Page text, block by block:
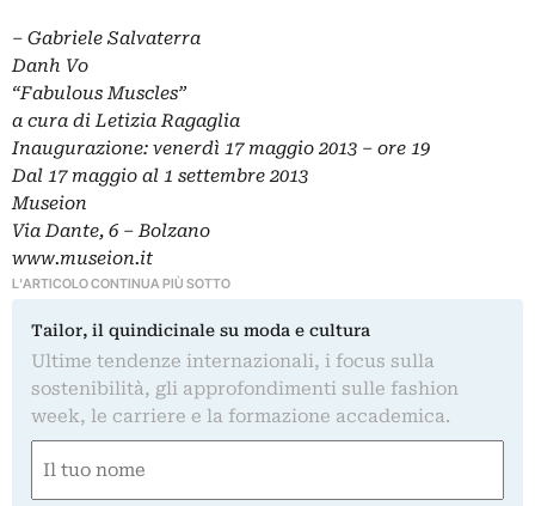
– Gabriele Salvaterra
Danh Vo
“Fabulous Muscles”
a cura di Letizia Ragaglia
Inaugurazione: venerdì 17 maggio 2013 – ore 19
Dal 17 maggio al 1 settembre 2013
Museion
Via Dante, 6 – Bolzano
www.museion.it
L'ARTICOLO CONTINUA PIÙ SOTTO
Tailor, il quindicinale su moda e cultura
Ultime tendenze internazionali, i focus sulla
sostenibilità, gli approfondimenti sulle fashion
week, le carriere e la formazione accademica.
(Obbligatorio)